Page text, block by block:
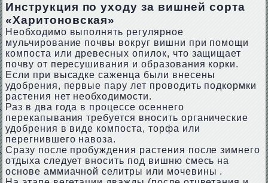
Инструкция по уходу за вишней сорта
«Харитоновская»
Необходимо выполнять регулярное
мульчирование почвы вокруг вишни при помощи
компоста или древесных опилок, что защищает
почву от пересушивания и образования корки.
Если при высадке саженца были внесены
удобрения, первые пару лет проводить подкормки
растения нет необходимости.
Раз в два года в процессе осеннего
перекапывания требуется вносить органические
удобрения в виде компоста, торфа или
перегнившего навоза.
Сразу после пробуждения растения после зимнего
отдыха следует вносить под вишню смесь на
основе аммиачной селитры или мочевины .